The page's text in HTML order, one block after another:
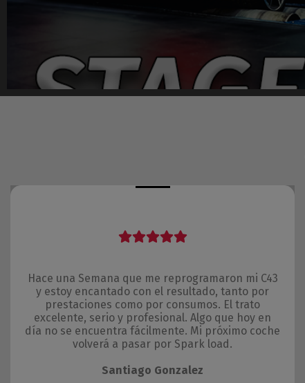
Hace una Semana que me reprogramaron mi C43
y estoy encantado con el resultado, tanto por
prestaciones como por consumos. El trato
excelente, serio y profesional. Algo que hoy en
día no se encuentra fácilmente. Mi próximo coche
volverá a pasar por Spark load.
Santiago Gonzalez